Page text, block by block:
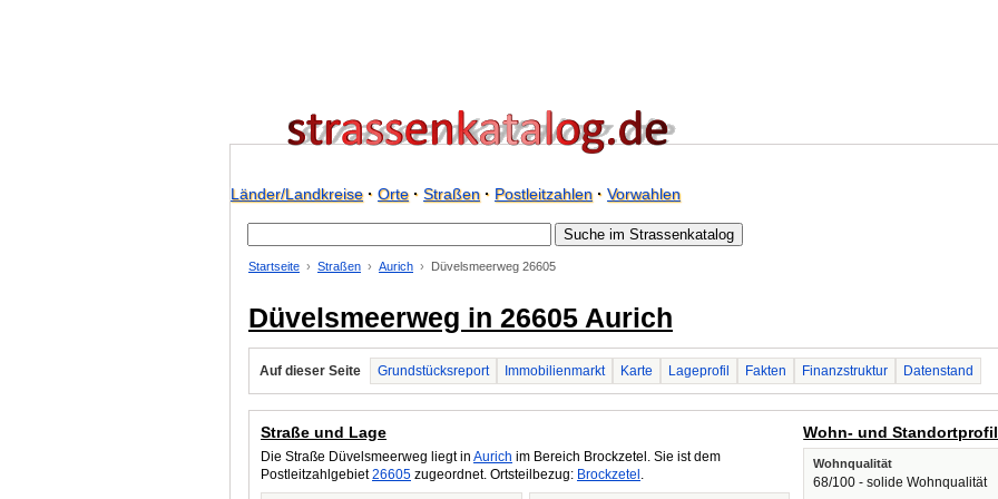
Länder/Landkreise· Orte· Straßen· Postleitzahlen· Vorwahlen
Startseite Straßen Aurich Düvelsmeerweg 26605
Düvelsmeerweg in 26605 Aurich
Auf dieser Seite Grundstücksreport Immobilienmarkt Karte Lageprofil Fakten Finanzstruktur Datenstand
Straße und Lage
Die Straße Düvelsmeerweg liegt in Aurich im Bereich Brockzetel. Sie ist dem
Postleitzahlgebiet26605 zugeordnet. Ortsteilbezug: Brockzetel .
Wohn- und Standortprofil
Wohnqualität
68/100 - solide Wohnqualität